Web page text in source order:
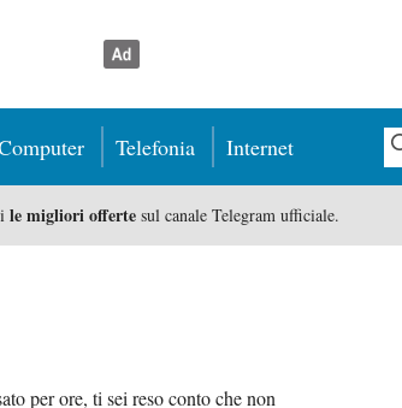
Telefonia Internet
le migliori offertesul canale Telegram ufficiale.
per ore, ti sei reso conto che non